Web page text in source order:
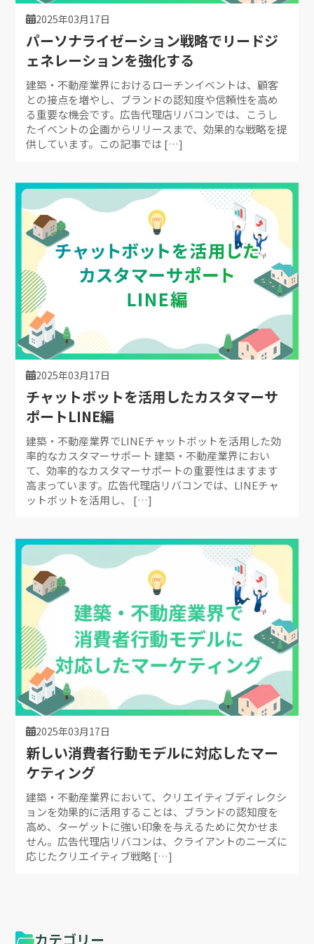
2025年03月17日
パーソナライゼーション戦略でリードジ
ェネレーションを強化する
建築・不動産業界におけるローチンイベントは、顧客
との接点を増やし、ブランドの認知度や信頼性を高め
る重要な機会です。広告代理店リバコンでは、こうし
たイベントの企画からリリースまで、効果的な戦略を提
供しています。この記事では […]
2025年03月17日
チャットボットを活用したカスタマーサ
ポートLINE編
建築・不動産業界でLINEチャットボットを活用した効
率的なカスタマーサポート 建築・不動産業界におい
て、効率的なカスタマーサポートの重要性はますます
高まっています。広告代理店リバコンでは、LINEチャ
ットボットを活用し、 […]
2025年03月17日
新しい消費者行動モデルに対応したマー
ケティング
建築・不動産業界において、クリエイティブディレクシ
ョンを効果的に活用することは、ブランドの認知度を
高め、ターゲットに強い印象を与えるために欠かせま
せん。広告代理店リバコンは、クライアントのニーズに
応じたクリエイティブ戦略 […]
カテゴリー